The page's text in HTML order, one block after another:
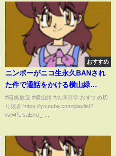
おすすめ
ニンポーがニコ生永久BANされ
た件で通話をかける横山緑
【2024/05/15】
#暗黒放送 #横山緑 #久保田学 おすすめ切
り抜き https://youtube.com/playlist?
list=PLIsaEnU_-...